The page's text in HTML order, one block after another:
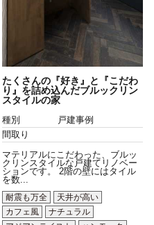
たくさんの『好き』と『こだわ
り』を詰め込んだブルックリン
スタイルの家
種別
戸建事例
間取り
マテリアルにこだわった、ブルッ
クリンスタイルな戸建てリノベー
ションです。 2階の壁にはタイル
を数...
耐震も万全
天井が高い
カフェ風
ナチュラル